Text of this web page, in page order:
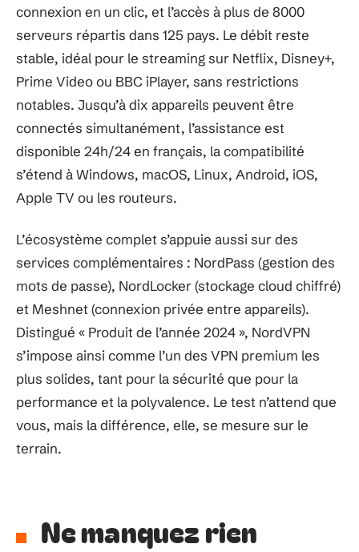
connexion en un clic, et l’accès à plus de 8000
serveurs répartis dans 125 pays. Le débit reste
stable, idéal pour le streaming sur Netflix, Disney+,
Prime Video ou BBC iPlayer, sans restrictions
notables. Jusqu’à dix appareils peuvent être
connectés simultanément, l’assistance est
disponible 24h/24 en français, la compatibilité
s’étend à Windows, macOS, Linux, Android, iOS,
Apple TV ou les routeurs.
L’écosystème complet s’appuie aussi sur des
services complémentaires : NordPass (gestion des
mots de passe), NordLocker (stockage cloud chiffré)
et Meshnet (connexion privée entre appareils).
Distingué « Produit de l’année 2024 », NordVPN
s’impose ainsi comme l’un des VPN premium les
plus solides, tant pour la sécurité que pour la
performance et la polyvalence. Le test n’attend que
vous, mais la différence, elle, se mesure sur le
terrain.
Ne manquez rien